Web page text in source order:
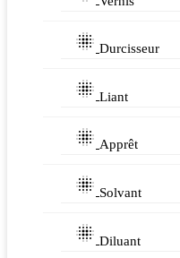
 Durcisseur
 Liant
 Apprêt
 Solvant
 Diluant